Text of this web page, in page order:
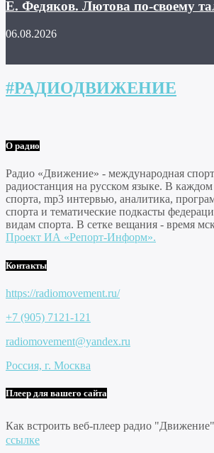
Е. Федяков. Лютова по-своему
06.08.2026
#РАДИОДВИЖЕНИЕ
О радио
Радио «Движение» - международная
радиостанция на русском языке. В каждом
спорта, mp3 интервью, аналитика,
спорта и тематические подкасты
видам спорта. В сетке вещания - время
Проект ИА «Репорт-Информ».
Контакты
https://radiomovement.ru/
+7 (905) 7121-121
radiomovement@yandex.ru
Россия, г. Москва
Плеер для вашего сайта
Как встроить веб-плеер радио
ссылке